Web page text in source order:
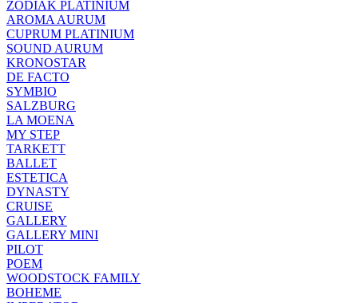
ZODIAK PLATINIUM
AROMA AURUM
CUPRUM PLATINIUM
SOUND AURUM
KRONOSTAR
DE FACTO
SYMBIO
SALZBURG
LA MOENA
MY STEP
TARKETT
BALLET
ESTETICA
DYNASTY
CRUISE
GALLERY
GALLERY MINI
PILOT
POEM
WOODSTOCK FAMILY
BOHEME